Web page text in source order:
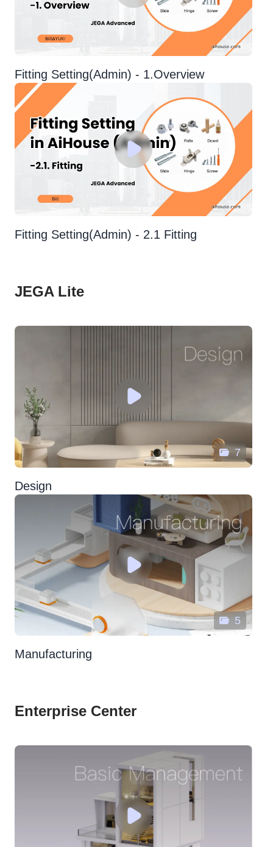
Fitting Setting(Admin) - 1.Overview
Fitting Setting(Admin) - 2.1 Fitting
JEGA Lite
7
Design
5
Manufacturing
Enterprise Center